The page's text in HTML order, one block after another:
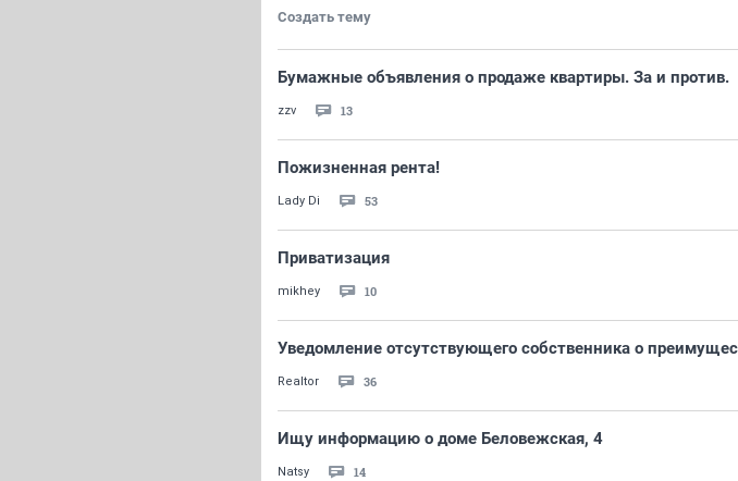
Создать тему
Бумажные объявления о продаже квартиры. За и против.
zzv 13
Пожизненная рента!
Lady Di 53
Приватизация
mikhey 10
Уведомление отсутствующего собственника о
Realtor 36
Ищу информацию о доме Беловежская, 4
Natsy 14